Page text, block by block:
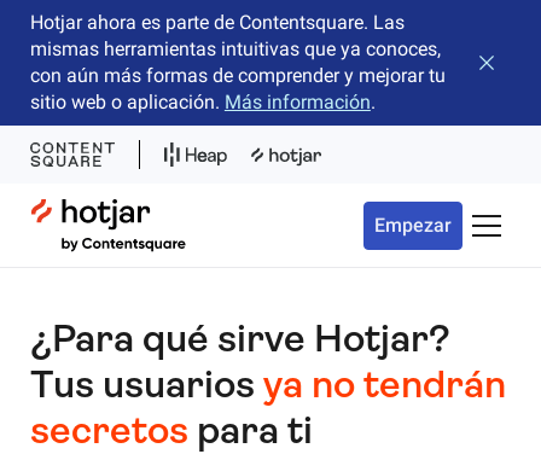
Hotjar ahora es parte de Contentsquare. Las
mismas herramientas intuitivas que ya conoces,
con aún más formas de comprender y mejorar tu
sitio web o aplicación. Más información.
Cerrar
Hotjar Logo
Empezar Menú
¿Para qué sirve Hotjar?
Tus usuarios ya no tendrán
secretos para ti